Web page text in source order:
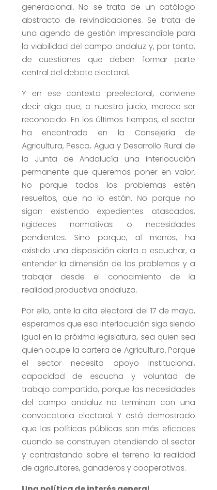
generacional. No se trata de un catálogo
abstracto de reivindicaciones. Se trata de
una agenda de gestión imprescindible para
la viabilidad del campo andaluz y, por tanto,
de cuestiones que deben formar parte
central del debate electoral.
Y en ese contexto preelectoral, conviene
decir algo que, a nuestro juicio, merece ser
reconocido. En los últimos tiempos, el sector
ha encontrado en la Consejería de
Agricultura, Pesca, Agua y Desarrollo Rural de
la Junta de Andalucía una interlocución
permanente que queremos poner en valor.
No porque todos los problemas estén
resueltos, que no lo están. No porque no
sigan existiendo expedientes atascados,
rigideces normativas o necesidades
pendientes. Sino porque, al menos, ha
existido una disposición cierta a escuchar, a
entender la dimensión de los problemas y a
trabajar desde el conocimiento de la
realidad productiva andaluza.
Por ello, ante la cita electoral del 17 de mayo,
esperamos que esa interlocución siga siendo
igual en la próxima legislatura, sea quien sea
quien ocupe la cartera de Agricultura. Porque
el sector necesita apoyo institucional,
capacidad de escucha y voluntad de
trabajo compartido, porque las necesidades
del campo andaluz no terminan con una
convocatoria electoral. Y está demostrado
que las políticas públicas son más eficaces
cuando se construyen atendiendo al sector
y contrastando sobre el terreno la realidad
de agricultores, ganaderos y cooperativas.